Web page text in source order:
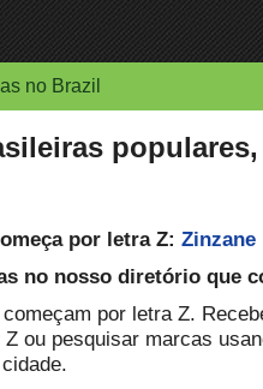
no Brazil
por letra Z:Zinzane
no nosso diretório que
por letra Z.
ou pesquisar marcas